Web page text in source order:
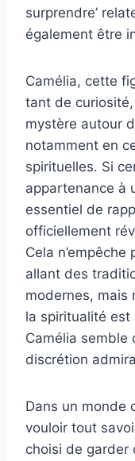
surprendre’
également être
Camélia, cette
tant de
mystère autour
notamment en
spirituelles. Si
appartenance à
essentiel de
officiellement
Cela
allant des
modernes, mais
la spiritualité
Camélia semble
discrétion
Dans un monde
vouloir tout
choisi de garder